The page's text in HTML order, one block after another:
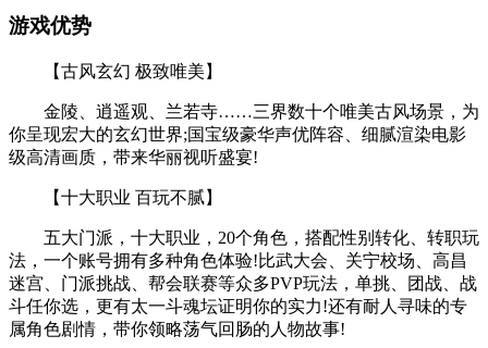
游戏优势
【古风玄幻 极致唯美】
金陵、逍遥观、兰若寺……三界数十个唯美古风场景，为
你呈现宏大的玄幻世界;国宝级豪华声优阵容、细腻渲染电影
级高清画质，带来华丽视听盛宴!
【十大职业 百玩不腻】
五大门派，十大职业，20个角色，搭配性别转化、转职玩
法，一个账号拥有多种角色体验!比武大会、关宁校场、高昌
迷宫、门派挑战、帮会联赛等众多PVP玩法，单挑、团战、战
斗任你选，更有太一斗魂坛证明你的实力!还有耐人寻味的专
属角色剧情，带你领略荡气回肠的人物故事!